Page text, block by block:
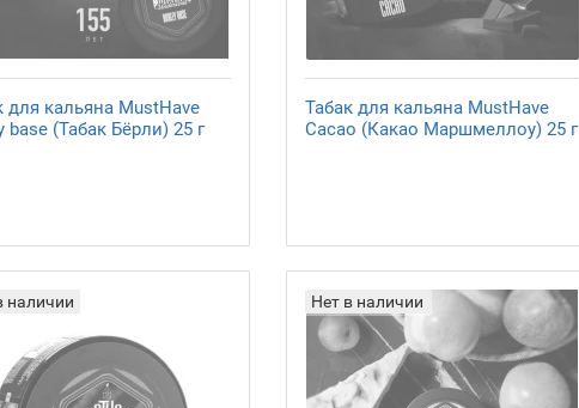
для кальяна MustHave
base (Табак Бёрли) 25 г
Табак для кальяна MustHave
Cacao (Какао Маршмеллоу) 25 г
наличии Нет в наличии